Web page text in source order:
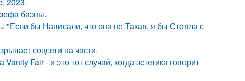
баэны.
"Если бы Написали, что она не Такая, я бы Стояла с
соцсети на части.
Fair - и это тот случай, когда эстетика говорит